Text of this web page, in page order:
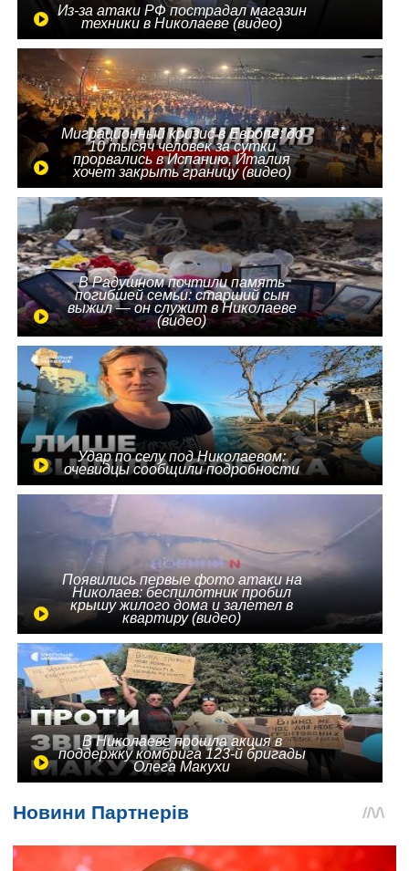
Из-за атаки РФ пострадал магазин
техники в Николаеве (видео)
Миграционный кризис в Европе: до
10 тысяч человек за сутки
прорвались в Испанию, Италия
хочет закрыть границу (видео)
В Радушном почтили память
погибшей семьи: старший сын
выжил — он служит в Николаеве
(видео)
Удар по селу под Николаевом:
очевидцы сообщили подробности
Появились первые фото атаки на
Николаев: беспилотник пробил
крышу жилого дома и залетел в
квартиру (видео)
В Николаеве прошла акция в
поддержку комбрига 123-й бригады
Олега Макухи